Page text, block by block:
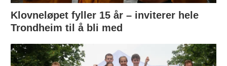
Klovneløpet fyller 15 år – inviterer hele
Trondheim til å bli med